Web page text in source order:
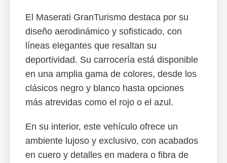
El Maserati GranTurismo destaca por su
diseño aerodinámico y sofisticado, con
líneas elegantes que resaltan su
deportividad. Su carrocería está disponible
en una amplia gama de colores, desde los
clásicos negro y blanco hasta opciones
más atrevidas como el rojo o el azul.
En su interior, este vehículo ofrece un
ambiente lujoso y exclusivo, con acabados
en cuero y detalles en madera o fibra de